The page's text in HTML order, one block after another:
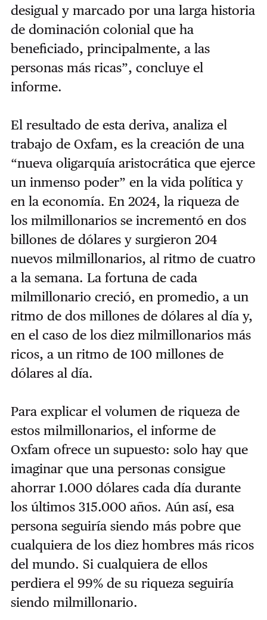
desigual y marcado por una larga historia
de dominación colonial que ha
beneficiado, principalmente, a las
personas más ricas”, concluye el
informe.
El resultado de esta deriva, analiza el
trabajo de Oxfam, es la creación de una
“nueva oligarquía aristocrática que ejerce
un inmenso poder” en la vida política y
en la economía. En 2024, la riqueza de
los milmillonarios se incrementó en dos
billones de dólares y surgieron 204
nuevos milmillonarios, al ritmo de cuatro
a la semana. La fortuna de cada
milmillonario creció, en promedio, a un
ritmo de dos millones de dólares al día y,
en el caso de los diez milmillonarios más
ricos, a un ritmo de 100 millones de
dólares al día.
Para explicar el volumen de riqueza de
estos milmillonarios, el informe de
Oxfam ofrece un supuesto: solo hay que
imaginar que una personas consigue
ahorrar 1.000 dólares cada día durante
los últimos 315.000 años. Aún así, esa
persona seguiría siendo más pobre que
cualquiera de los diez hombres más ricos
del mundo. Si cualquiera de ellos
perdiera el 99% de su riqueza seguiría
siendo milmillonario.